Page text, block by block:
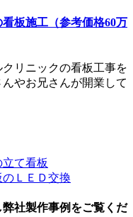
板施工（参考価格60万
リニックの看板工事を
やお兄さんが開業して
て看板
ＬＥＤ交換
社製作事例をご覧くだ